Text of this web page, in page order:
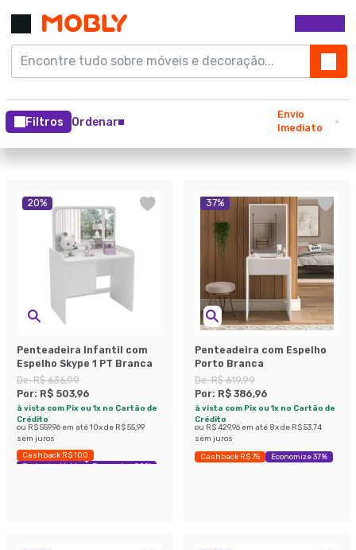
Filtros Ordenar
Envio
Imediato
20%
Penteadeira Infantil com
Espelho Skype 1 PT Branca
De:R$ 636,99
Por: R$ 503,96
à vista com Pix ou 1x no Cartão de
Crédito
ou R$ 559,96 em até10x de R$ 55,99
sem juros
Cashback R$ 100
Exclusivo Mobly
Economize 20%
37%
Penteadeira com Espelho
Porto Branca
De:R$ 619,99
Por: R$ 386,96
à vista com Pix ou 1x no Cartão de
Crédito
ou R$ 429,96 em até 8x de R$ 53,74
sem juros
Cashback R$ 75 Economize 37%